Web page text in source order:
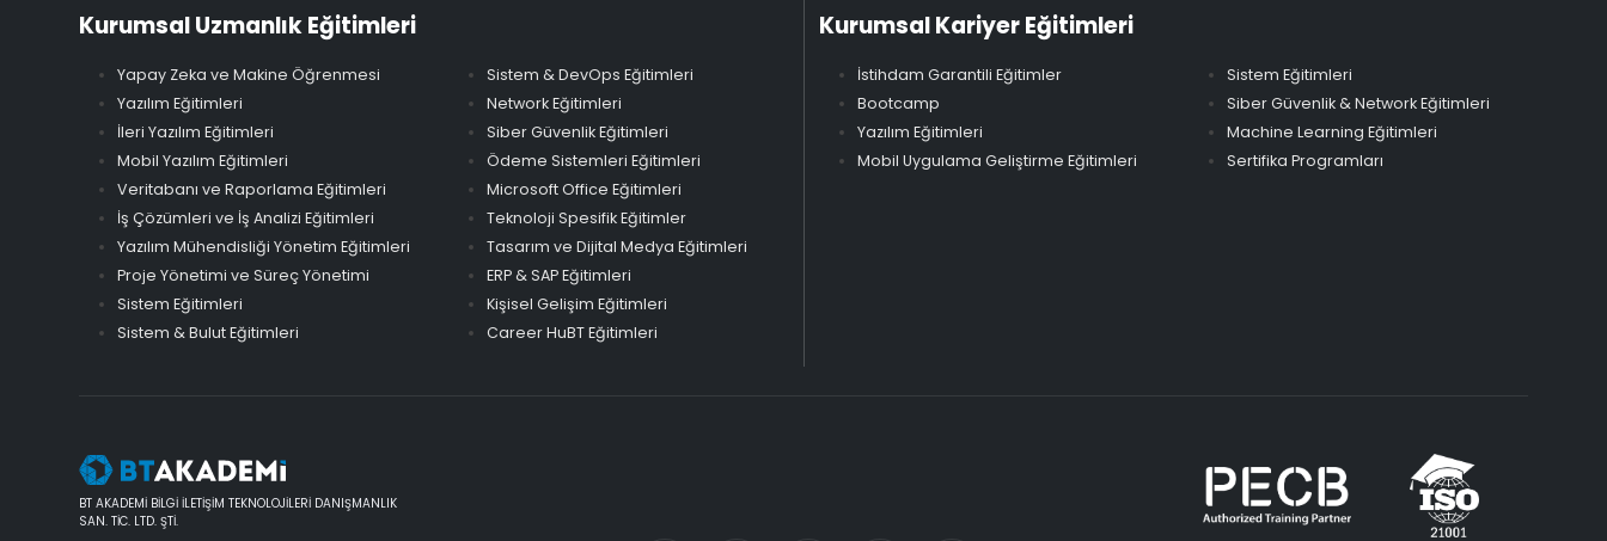
Kurumsal Uzmanlık Eğitimleri
Yapay Zeka ve Makine Öğrenmesi
Yazılım Eğitimleri
İleri Yazılım Eğitimleri
Mobil Yazılım Eğitimleri
Veritabanı ve Raporlama Eğitimleri
İş Çözümleri ve İş Analizi Eğitimleri
Yazılım Mühendisliği Yönetim Eğitimleri
Proje Yönetimi ve Süreç Yönetimi
Sistem Eğitimleri
Sistem & Bulut Eğitimleri
Sistem & DevOps Eğitimleri
Network Eğitimleri
Siber Güvenlik Eğitimleri
Ödeme Sistemleri Eğitimleri
Microsoft Office Eğitimleri
Teknoloji Spesifik Eğitimler
Tasarım ve Dijital Medya Eğitimleri
ERP & SAP Eğitimleri
Kişisel Gelişim Eğitimleri
Career HuBT Eğitimleri
Kurumsal Kariyer Eğitimleri
İstihdam Garantili Eğitimler
Bootcamp
Yazılım Eğitimleri
Mobil Uygulama Geliştirme Eğitimleri
Sistem Eğitimleri
Siber Güvenlik & Network Eğitimleri
Machine Learning Eğitimleri
Sertifika Programları
BT AKADEMİ BİLGİ İLETİŞİM TEKNOLOJİLERİ DANIŞMANLIK
SAN. TİC. LTD. ŞTİ.